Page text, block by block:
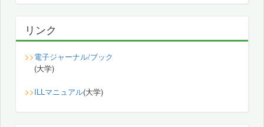
リンク
>>電子ジャーナル/ブック
(大学)
>>ILLマニュアル(大学)